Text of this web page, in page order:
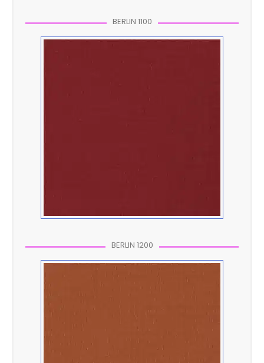
BERLIN 1100
BERLIN 1200